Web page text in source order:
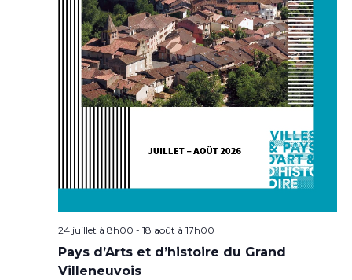
24 juillet à 8h00 - 18 août à 17h00
Pays d’Arts et d’histoire du Grand
Villeneuvois